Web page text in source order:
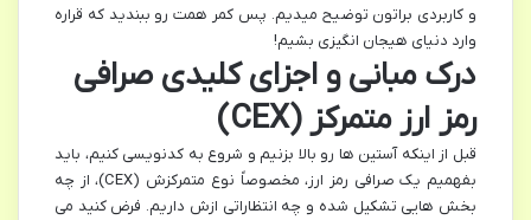
و کاربردی براتون توضیح میدیم. پس کمر همت رو ببندید که قراره
وارد دنیای هیجان انگیزی بشیم!
درک مبانی و اجزای کلیدی صرافی
رمز ارز متمرکز (CEX)
قبل از اینکه آستین ها رو بالا بزنیم و شروع به کدنویسی کنیم، باید
بفهمیم یک صرافی رمز ارز، مخصوصاً نوع متمرکزش (CEX)، از چه
بخش هایی تشکیل شده و چه انتظاراتی ازش داریم. فرض کنید می